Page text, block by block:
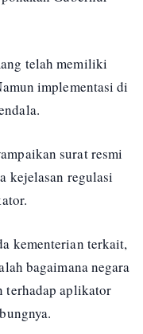
telah memiliki
implementasi di
surat resmi
kejelasan regulasi
kementerian terkait,
bagaimana negara
terhadap aplikator